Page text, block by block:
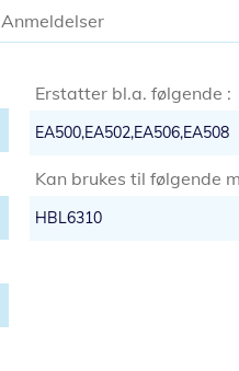
Erstatter bl.a. følgende :
EA500,EA502,EA506,EA508
Kan brukes til følgende
HBL6310
Anmeldelser